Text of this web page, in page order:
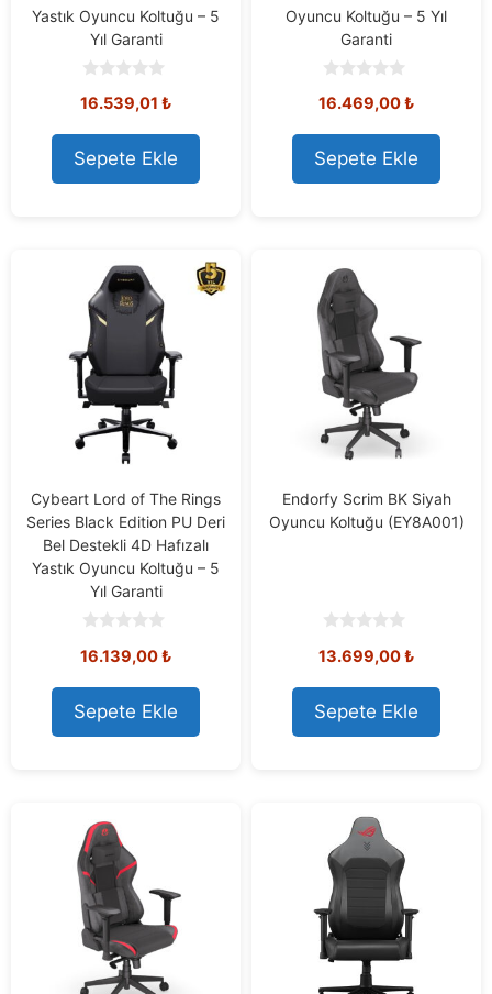
Yastık Oyuncu Koltuğu – 5
Yıl Garanti
o
t
o
f
5
16.539,01 ₺
Sepete Ekle
Oyuncu Koltuğu – 5 Yıl
Garanti
o
t
o
f
5
16.469,00₺
Sepete Ekle
Cybeart Lord of The Rings
Series Black Edition PU Deri
Bel Destekli 4D Hafızalı
Yastık Oyuncu Koltuğu – 5
Yıl Garanti
o
t
o
f
5
16.139,00₺
Sepete Ekle
Endorfy Scrim BK Siyah
Oyuncu Koltuğu (EY8A001)
o
t
o
f
5
13.699,00₺
Sepete Ekle